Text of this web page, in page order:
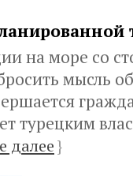
на море со
мысль
турецким
далее}